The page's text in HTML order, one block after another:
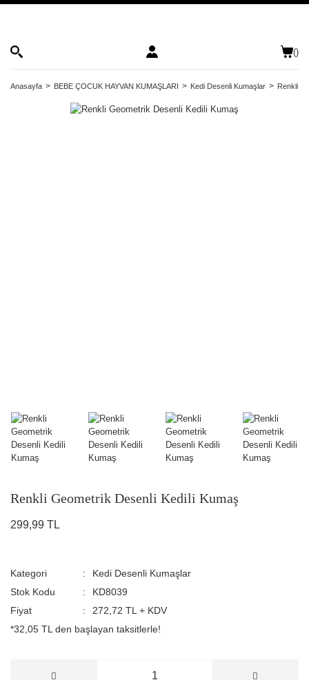
()
Anasayfa BEBE ÇOCUK HAYVAN KUMAŞLARI Kedi Desenli Kumaşlar Renkli
Renkli Geometrik Desenli Kedili Kumaş
299,99 TL
Kategori
Kedi Desenli Kumaşlar
Stok Kodu
KD8039
Fiyat
272,72 TL + KDV
*32,05 TL den başlayan taksitlerle!